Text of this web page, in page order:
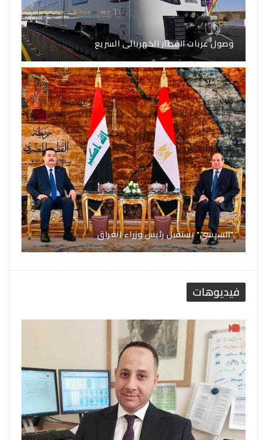
وصول عربات القطار الكهربائى السريع
"السيسي" يستقبل رئيس وزراء العراق
فيديوهات